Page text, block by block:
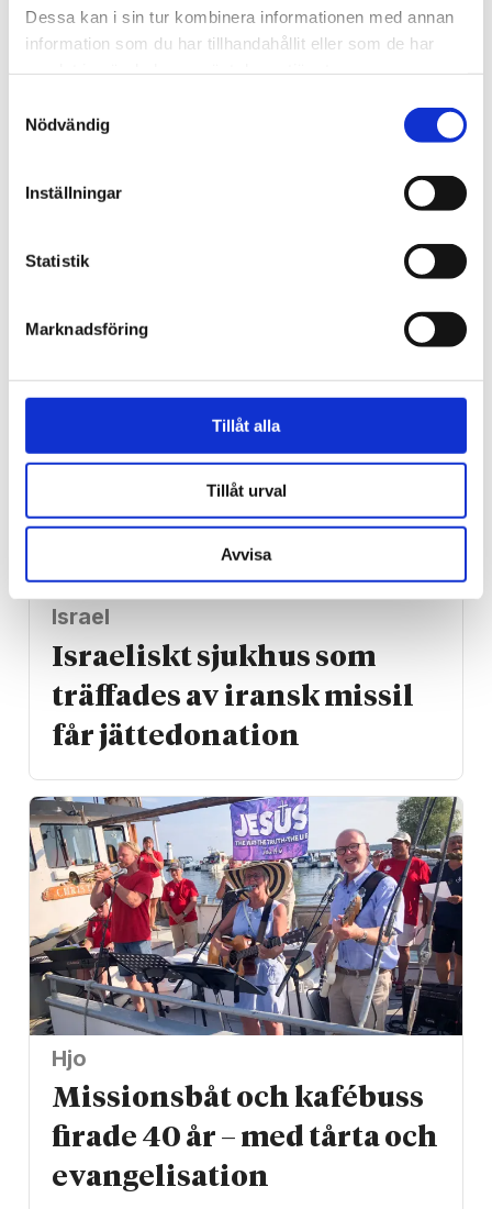
Dessa kan i sin tur kombinera informationen med annan
information som du har tillhandahållit eller som de har
Nödvändig
Inställningar
Statistik
Marknadsföring
Tillåt alla
Tillåt urval
Avvisa
leda Tyskland mot nya
Israel
Israeliskt sjukhus som
träffades av iransk missil
får jätte­donation
Hjo
Missionsbåt och kafébuss
firade 40 år – med tårta och
evangelisation